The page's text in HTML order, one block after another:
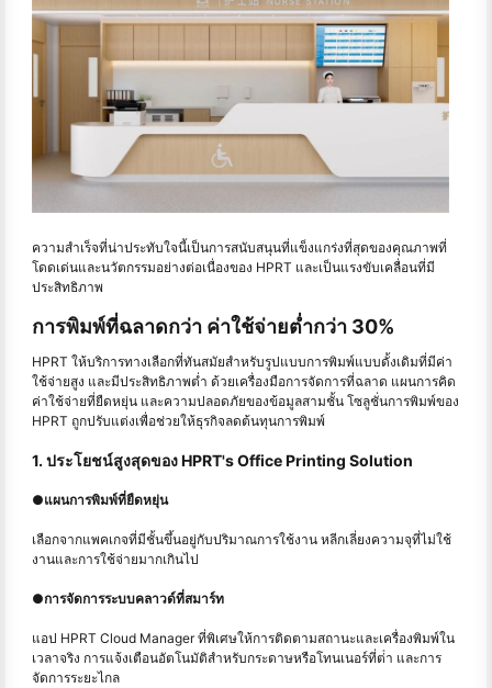
ความสำเร็จที่น่าประทับใจนี้เป็นการสนับสนุนที่แข็งแกร่งที่สุดของคุณภาพที่
โดดเด่นและนวัตกรรมอย่างต่อเนื่องของ HPRT และเป็นแรงขับเคลื่อนที่มี
ประสิทธิภาพ
การพิมพ์ที่ฉลาดกว่า ค่าใช้จ่ายต่ำกว่า 30%
HPRT ให้บริการทางเลือกที่ทันสมัยสําหรับรูปแบบการพิมพ์แบบดั้งเดิมที่มีค่า
ใช้จ่ายสูง และมีประสิทธิภาพต่ำ ด้วยเครื่องมือการจัดการที่ฉลาด แผนการคิด
ค่าใช้จ่ายที่ยืดหยุ่น และความปลอดภัยของข้อมูลสามชั้น โซลูชั่นการพิมพ์ของ
HPRT ถูกปรับแต่งเพื่อช่วยให้ธุรกิจลดต้นทุนการพิมพ์
1. ประโยชน์สูงสุดของ HPRT's Office Printing Solution
●แผนการพิมพ์ที่ยืดหยุ่น
เลือกจากแพคเกจที่มีชั้นขึ้นอยู่กับปริมาณการใช้งาน หลีกเลี่ยงความจุที่ไม่ใช้
งานและการใช้จ่ายมากเกินไป
●การจัดการระบบคลาวด์ที่สมาร์ท
แอป HPRT Cloud Manager ที่พิเศษให้การติดตามสถานะและเครื่องพิมพ์ใน
เวลาจริง การแจ้งเตือนอัตโนมัติสําหรับกระดาษหรือโทนเนอร์ที่ต่ํา และการ
จัดการระยะไกล